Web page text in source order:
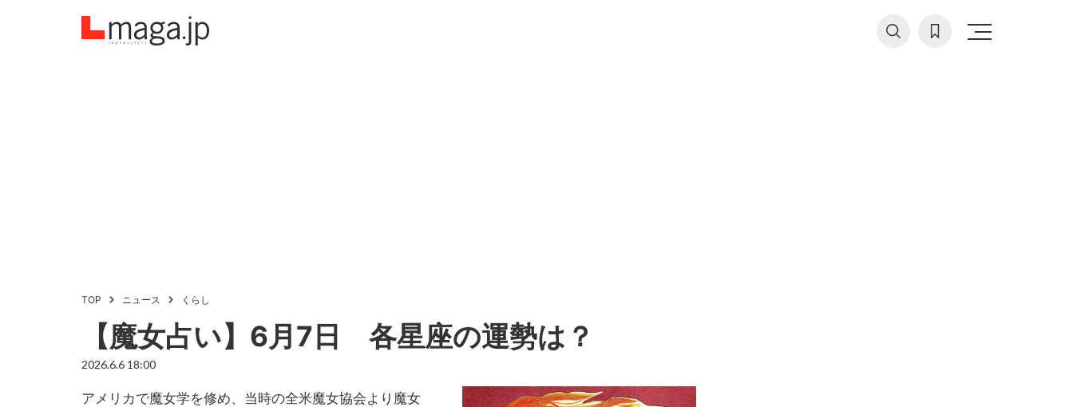
TOP ニュース くらし
【魔女占い】6月7日 各星座の運勢は？
2026.6.6 18:00
アメリカで魔女学を修め、当時の全米魔女協会より魔女